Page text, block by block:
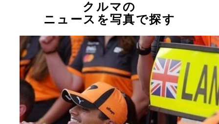
クルマの
ニュースを写真で探す